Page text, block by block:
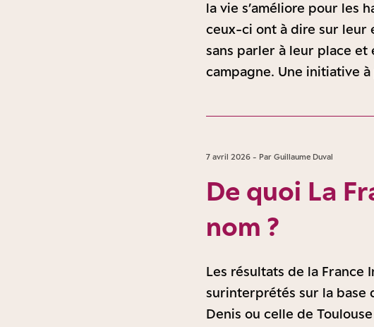
la vie s’améliore pour les
ceux-ci ont à dire sur leur
sans parler à leur place
campagne. Une initiative
7 avril 2026 - Par Guillaume Duval
De quoi La
nom ?
Les résultats de la France
surinterprétés sur la base
Denis ou celle de